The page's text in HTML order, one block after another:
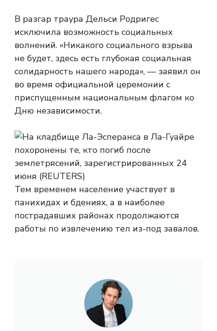
В разгар траура Дельси Родригес
исключила возможность социальных
волнений. «Никакого социального взрыва
не будет, здесь есть глубокая социальная
солидарность нашего народа», — заявил он
во время официальной церемонии с
приспущенным национальным флагом ко
Дню независимости.
Тем временем население участвует в
панихидах и бдениях, а в наиболее
пострадавших районах продолжаются
работы по извлечению тел из-под завалов.